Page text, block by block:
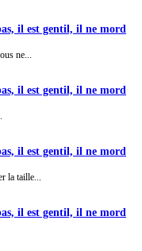
il est gentil, il ne mord
ne...
il est gentil, il ne mord
il est gentil, il ne mord
la taille...
il est gentil, il ne mord